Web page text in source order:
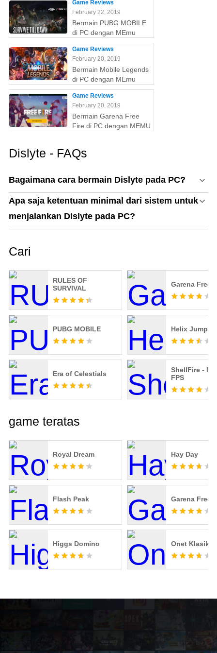
Game Reviews
February 22, 2019
Bermain PUBG MOBILE
di PC dengan MEmu
Game Reviews
February 20, 2019
Bermain Mobile Legends
di PC dengan MEmu
Game Reviews
February 20, 2019
Bermain Garena Free
Fire di PC dengan MEMU
Dislyte - FAQs
Bagaimana cara bermain Dislyte pada PC?
Apa saja ketentuan minimal dari sistem untuk
menjalankan Dislyte pada PC?
Cari
RULES OF
SURVIVAL
Garena Free
PUBG MOBILE Helix Jump
Era of Celestials
ShellFire -
FPS
game teratas
Royal Dream
Flash Peak
Higgs Domino
Hay Day
Garena Free
Onet Klasik